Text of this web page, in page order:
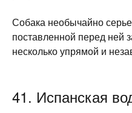
Собака необычайно
поставленной перед ней
несколько упрямой и
41. Испанская